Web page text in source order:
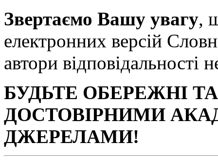
Звертаємо Вашу увагу,
електронних версій
автори відповідальності
БУДЬТЕ ОБЕРЕЖНІ
ДОСТОВІРНИМИ
ДЖЕРЕЛАМИ!